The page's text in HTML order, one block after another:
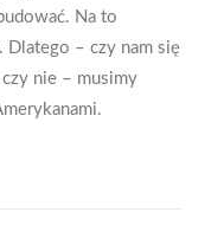
Na to
Dlatego – czy nam się
nie – musimy